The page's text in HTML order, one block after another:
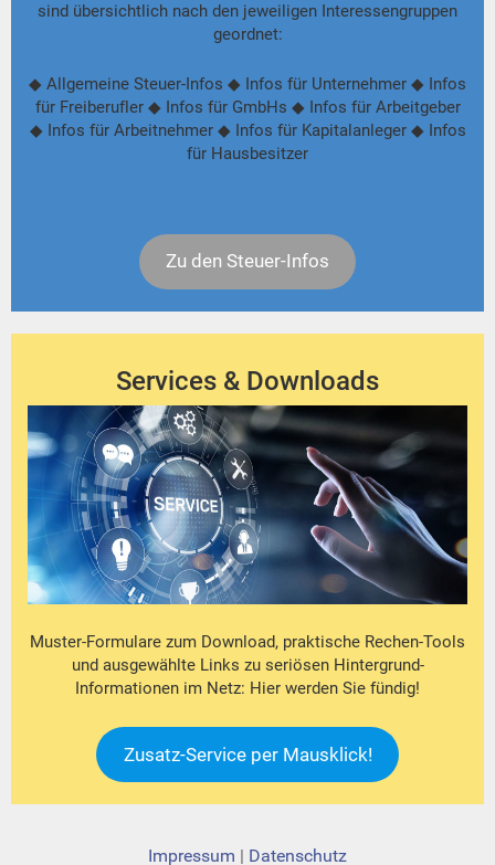
sind übersichtlich nach den jeweiligen Interessengruppen
geordnet:
◆ Allgemeine Steuer-Infos ◆ Infos für Unternehmer ◆ Infos
für Freiberufler ◆ Infos für GmbHs ◆ Infos für Arbeitgeber
◆ Infos für Arbeitnehmer ◆ Infos für Kapitalanleger ◆ Infos
für Hausbesitzer
Zu den Steuer-Infos
Services & Downloads
Muster-Formulare zum Download, praktische Rechen-Tools
und ausgewählte Links zu seriösen Hintergrund-
Informationen im Netz: Hier werden Sie fündig!
Zusatz-Service per Mausklick!
Impressum | Datenschutz